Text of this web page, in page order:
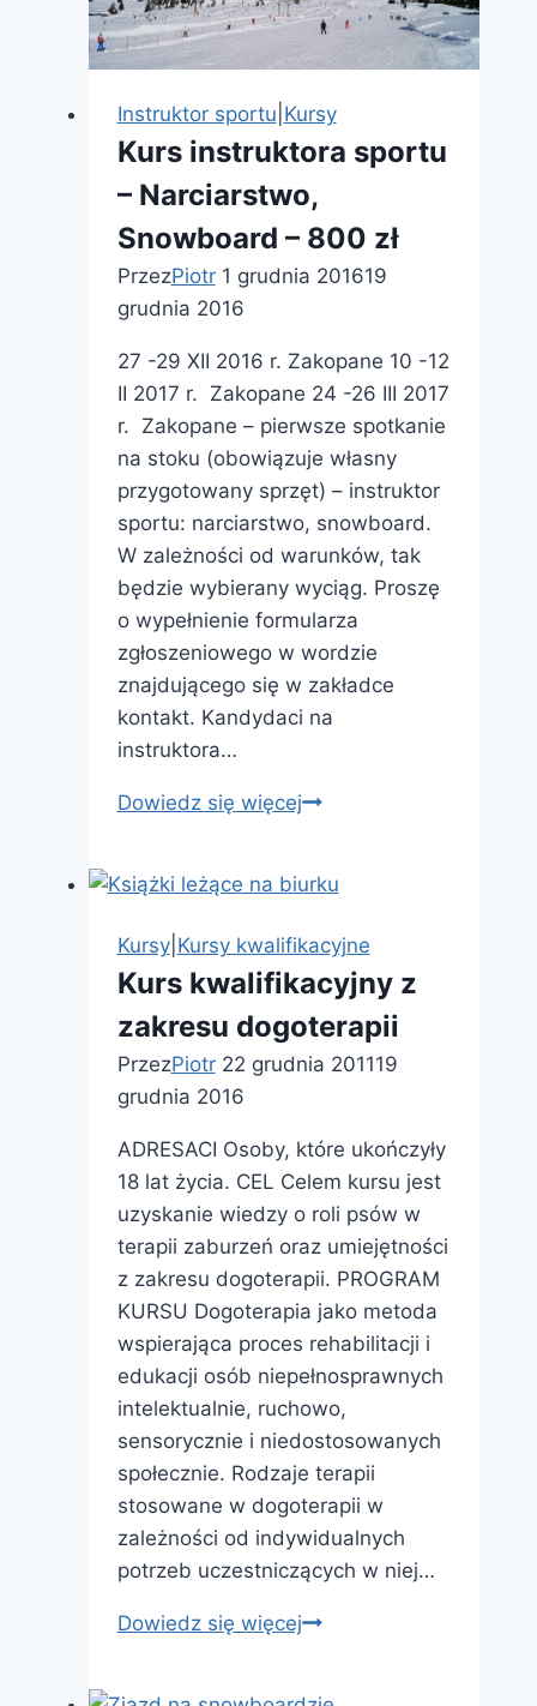
ek
o
człowieku,
nie
udaje
Greka
do
zobaczenia”
Instruktor sportu Kursy
Kurs instruktora sportu
– Narciarstwo,
Snowboard – 800 zł
PrzezPiotr 1 grudnia 201619
grudnia 2016
27 -29 XII 2016 r. Zakopane 10 -12
II 2017 r. Zakopane 24 -26 III 2017
r. Zakopane – pierwsze spotkanie
na stoku (obowiązuje własny
przygotowany sprzęt) – instruktor
sportu: narciarstwo, snowboard.
W zależności od warunków, tak
będzie wybierany wyciąg. Proszę
o wypełnienie formularza
zgłoszeniowego w wordzie
znajdującego się w zakładce
kontakt. Kandydaci na
instruktora…
Dowiedz się więcejKurs
–
Narciarstwo,
Snowboard
–
800
zł
Kursy| Kursy kwalifikacyjne
Kurs kwalifikacyjny z
zakresu dogoterapii
PrzezPiotr 22 grudnia 201119
grudnia 2016
ADRESACI Osoby, które ukończyły
18 lat życia. CEL Celem kursu jest
uzyskanie wiedzy o roli psów w
terapii zaburzeń oraz umiejętności
z zakresu dogoterapii. PROGRAM
KURSU Dogoterapia jako metoda
wspierająca proces rehabilitacji i
edukacji osób niepełnosprawnych
intelektualnie, ruchowo,
sensorycznie i niedostosowanych
społecznie. Rodzaje terapii
stosowane w dogoterapii w
zależności od indywidualnych
potrzeb uczestniczących w niej…
Dowiedz się więcejKurs